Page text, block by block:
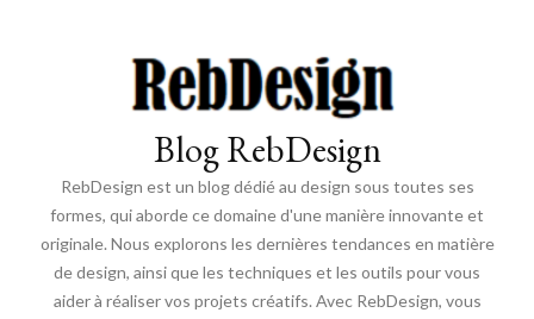
Blog RebDesign
RebDesign est un blog dédié au design sous toutes ses
formes, qui aborde ce domaine d'une manière innovante et
originale. Nous explorons les dernières tendances en matière
de design, ainsi que les techniques et les outils pour vous
aider à réaliser vos projets créatifs. Avec RebDesign, vous